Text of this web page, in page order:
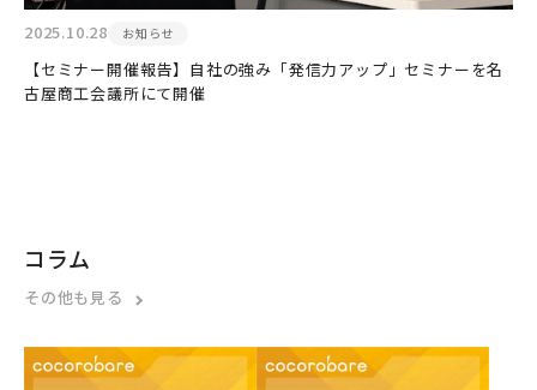
2025.10.28 お知らせ
【セミナー開催報告】自社の強み「発信力アップ」セミナーを名
古屋商工会議所にて開催
コラム
その他も見る